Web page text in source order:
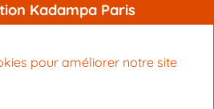
pour améliorer notre site
Kadampa Paris